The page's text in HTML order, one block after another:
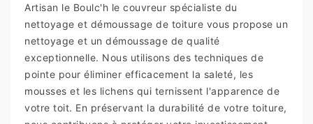
Artisan le Boulc'h le couvreur spécialiste du
nettoyage et démoussage de toiture vous propose un
nettoyage et un démoussage de qualité
exceptionnelle. Nous utilisons des techniques de
pointe pour éliminer efficacement la saleté, les
mousses et les lichens qui ternissent l'apparence de
votre toit. En préservant la durabilité de votre toiture,